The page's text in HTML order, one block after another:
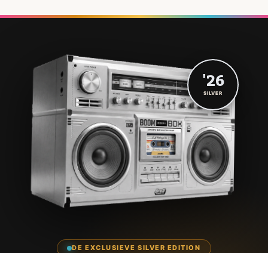
DE EXCLUSIEVE SILVER EDITION
'26
SILVER